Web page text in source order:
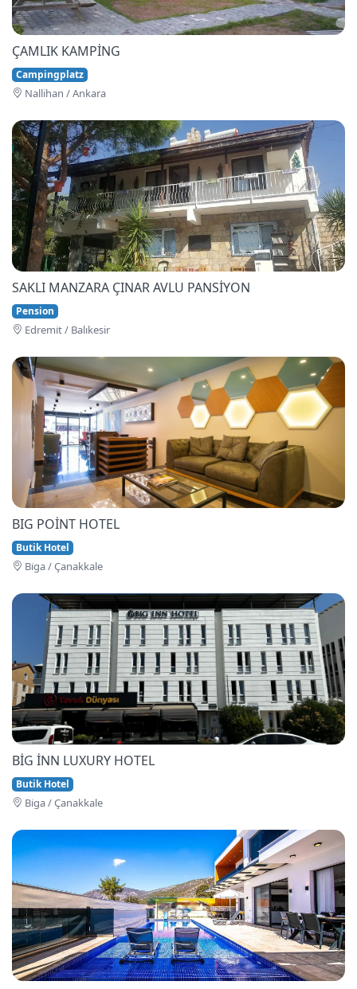
ÇAMLIK KAMPİNG
Campingplatz
Nallihan / Ankara
SAKLI MANZARA ÇINAR AVLU PANSİYON
Pension
Edremi̇t / Balıkesir
BIG POİNT HOTEL
Butik Hotel
Bi̇ga / Çanakkale
BİG İNN LUXURY HOTEL
Butik Hotel
Bi̇ga / Çanakkale